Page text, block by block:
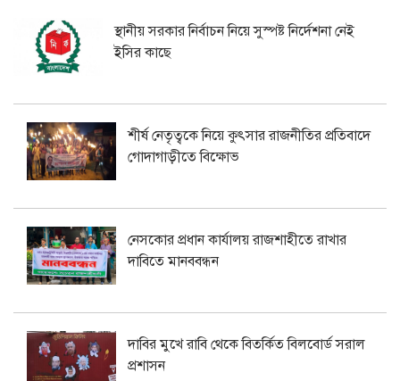
স্থানীয় সরকার নির্বাচন নিয়ে সুস্পষ্ট নির্দেশনা নেই
ইসির কাছে
শীর্ষ নেতৃত্বকে নিয়ে কুৎসার রাজনীতির প্রতিবাদে
গোদাগাড়ীতে বিক্ষোভ
নেসকোর প্রধান কার্যালয় রাজশাহীতে রাখার
দাবিতে মানববন্ধন
দাবির মুখে রাবি থেকে বিতর্কিত বিলবোর্ড সরাল
প্রশাসন